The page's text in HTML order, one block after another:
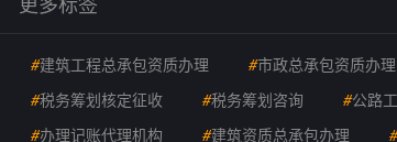
#建筑工程总承包资质办理 #市政总承包资质办理
#税务筹划核定征收 #税务筹划咨询 #公路
#办理记账代理机构 #建筑资质总承包办理 #